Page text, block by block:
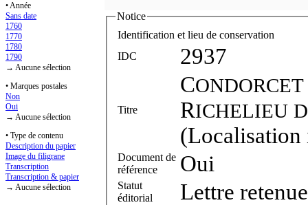
• Année
Sans date
1760
1770
1780
1790
→ Aucune sélection
• Marques postales
Non
Oui
→ Aucune sélection
• Type de contenu
Description du papier
Image du filigrane
Transcription
Transcription & papier
→ Aucune sélection
Notice
Identification et lieu de conservation
IDC
2937
Titre
CONDORCET
RICHELIEU
(Localisation
Document de
référence
Oui
Statut
éditorial
Lettre retenue